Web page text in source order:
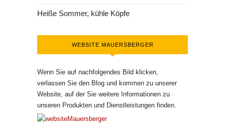
Heiße Sommer, kühle Köpfe
WEBSITE MAUERSBERGER
Wenn Sie auf nachfolgendes Bild klicken,
verlassen Sie den Blog und kommen zu unserer
Website, auf der Sie weitere Informationen zu
unseren Produkten und Dienstleistungen finden.